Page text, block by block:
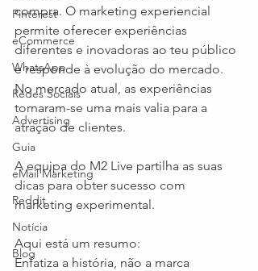
Pinterest
eCommerce
WhatsApp
Redes Sociais
Advertising
Guia
eMail Marketing
Reddit
Notícia
Blog
compra. O marketing experiencial
permite oferecer experiências
diferentes e inovadoras ao teu público
e responde à evolução do mercado.
No mercado atual, as experiências
tornaram-se uma mais valia para a
atração de clientes.
A equipa do M2 Live partilha as suas
dicas para obter sucesso com
marketing experimental.
Aqui está um resumo:
Enfatiza a história, não a marca